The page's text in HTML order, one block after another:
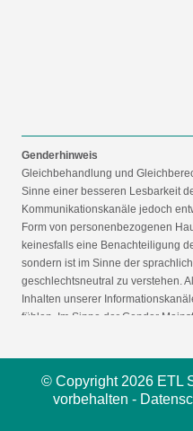
Genderhinweis
Gleichbehandlung und
Sinne einer besseren Lesbarkeit
Kommunikationskanäle jedoch
Form von personenbezogenen
keinesfalls eine Benachteiligung
sondern ist im Sinne der
geschlechtsneutral zu verstehen.
Inhalten unserer
fühlen. Im Sinne der Gender
© Copyright 2026 ETL
vorbehalten -